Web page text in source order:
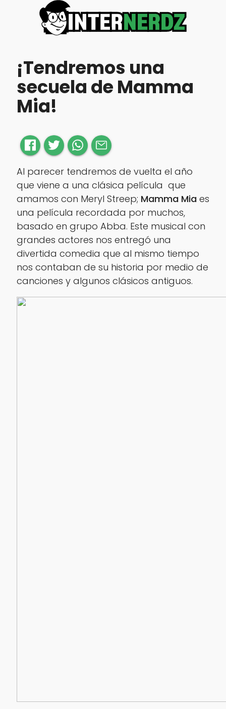
¡Tendremos una
secuela de Mamma
Mia!
Al parecer tendremos de vuelta el año
que viene a una clásica película que
amamos con Meryl Streep; Mamma Mia es
una película recordada por muchos,
basado en grupo Abba. Este musical con
grandes actores nos entregó una
divertida comedia que al mismo tiempo
nos contaban de su historia por medio de
canciones y algunos clásicos antiguos.